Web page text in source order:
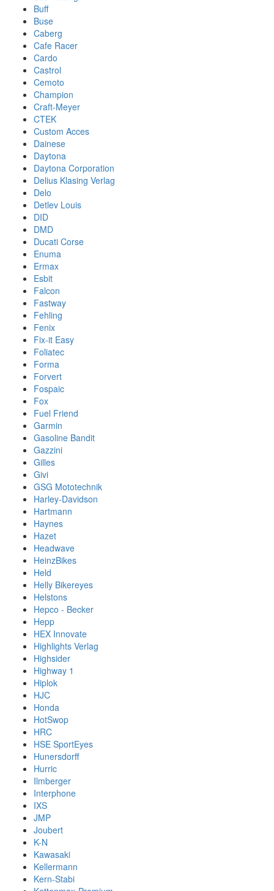
Buff
Buse
Caberg
Cafe Racer
Cardo
Castrol
Cemoto
Champion
Craft-Meyer
CTEK
Custom Acces
Dainese
Daytona
Daytona Corporation
Delius Klasing Verlag
Delo
Detlev Louis
DID
DMD
Ducati Corse
Enuma
Ermax
Esbit
Falcon
Fastway
Fehling
Fenix
Fix-it Easy
Foliatec
Forma
Forvert
Fospaic
Fox
Fuel Friend
Garmin
Gasoline Bandit
Gazzini
Gilles
Givi
GSG Mototechnik
Harley-Davidson
Hartmann
Haynes
Hazet
Headwave
HeinzBikes
Held
Helly Bikereyes
Helstons
Hepco - Becker
Hepp
HEX Innovate
Highlights Verlag
Highsider
Highway 1
Hiplok
HJC
Honda
HotSwop
HRC
HSE SportEyes
Hunersdorff
Hurric
Ilmberger
Interphone
IXS
JMP
Joubert
K-N
Kawasaki
Kellermann
Kern-Stabi